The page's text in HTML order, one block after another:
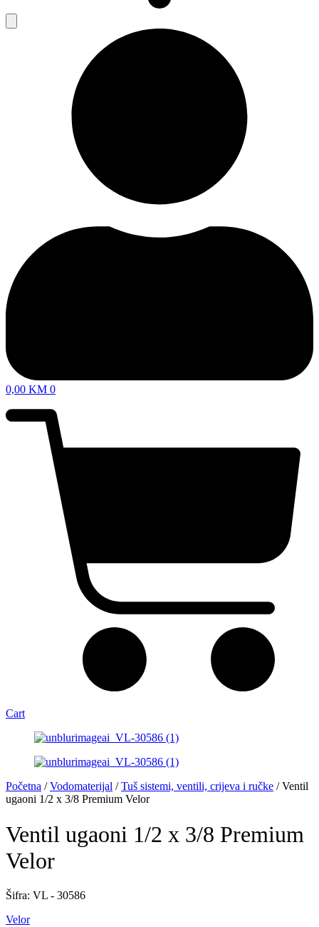
0,00 KM 0
Cart
Početna /Vodomaterijal /Tuš sistemi, ventili, crijeva i ručke / Ventil
ugaoni 1/2 x 3/8 Premium Velor
Ventil ugaoni 1/2 x 3/8 Premium
Velor
Šifra: VL - 30586
Velor